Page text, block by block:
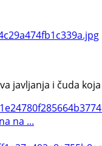
javljanja i čuda
na ...